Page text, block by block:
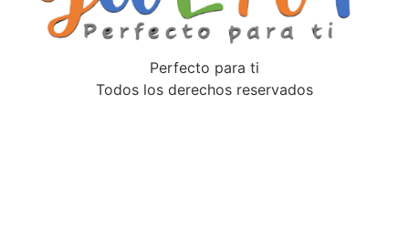
Perfecto para ti
Todos los derechos reservados